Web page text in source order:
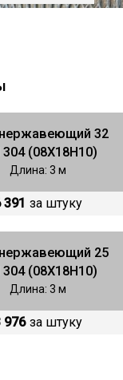
32
304 (08Х18Н10)
Длина: 3 м
391 за штуку
25
304 (08Х18Н10)
Длина: 3 м
976 за штуку